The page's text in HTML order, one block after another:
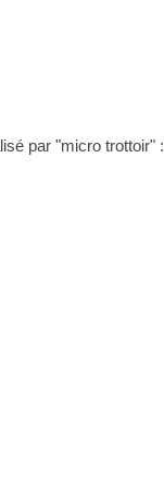
par "micro trottoir" :